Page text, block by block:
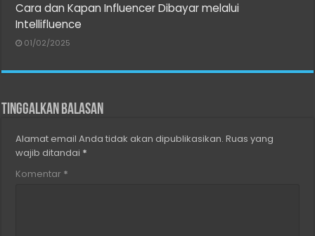
Cara dan Kapan Influencer Dibayar melalui
Intellifluence
01/02/2025
Tinggalkan Balasan
Alamat email Anda tidak akan dipublikasikan. Ruas yang
wajib ditandai *
Komentar *